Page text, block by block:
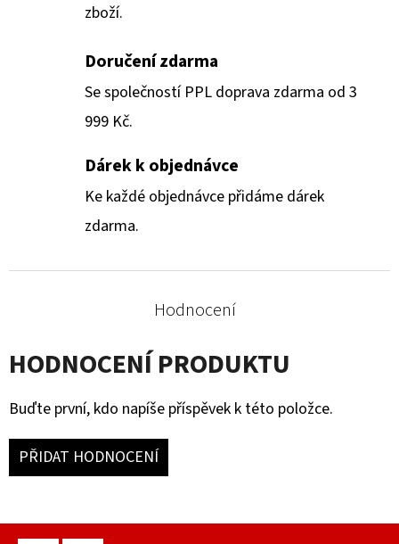
zboží.
Doručení zdarma
Se společností PPL doprava zdarma od 3
999 Kč.
Dárek k objednávce
Ke každé objednávce přidáme dárek
zdarma.
Hodnocení
HODNOCENÍ PRODUKTU
Buďte první, kdo napíše příspěvek k této položce.
PŘIDAT HODNOCENÍ